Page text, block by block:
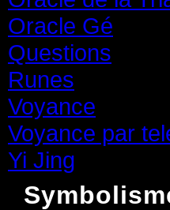
Oracle Gé
Questions
Runes
Voyance
Voyance par
Yi Jing